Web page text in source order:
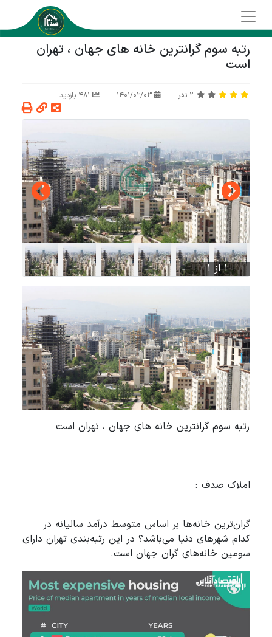
رتبه سوم گرانترین خانه های جهان ، تهران
است
2 نفر
1 از 1
رتبه سوم گرانترین خانه های جهان ، تهران است
املاک صدف :
گران‌ترین خانه‌ها بر اساس متوسط درآمد سالیانه در
کدام شهرهای دنیا می‌باشد؟ در این رتبه‌بندی تهران دارای
سومین خانه‌های گران جهان است.